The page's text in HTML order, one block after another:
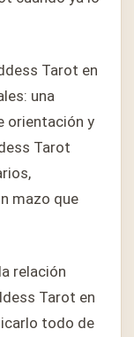
Tarot en
una
orientación y
Tarot
mazo que
relación
Tarot en
todo de